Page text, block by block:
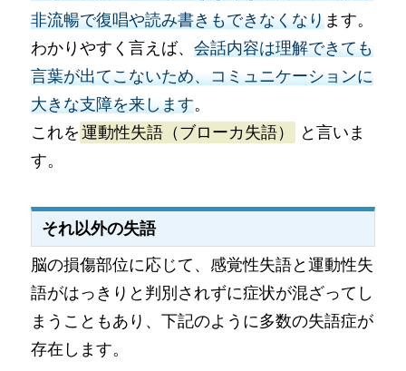
非流暢で復唱や読み書きもできなくなり ます。
わかりやすく言えば、会話内容は理解できても
言葉が出てこないため、コミュニケーションに
大きな支障を来します。
これを 運動性失語（ブローカ失語）
と言いま
す。
それ以外の失語
脳の損傷部位に応じて、感覚性失語と運動性失
語がはっきりと判別されずに症状が混ざってし
まうこともあり、下記のように多数の失語症が
存在します。